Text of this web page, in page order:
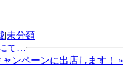
|未分類
て…
ンペーンに出店します！ »